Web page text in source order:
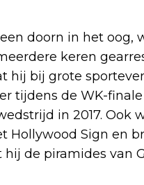
doorn in het oog,
keren
hij bij grote
tijdens de WK-finale
in 2017. Ook
Hollywood Sign en
de piramides van